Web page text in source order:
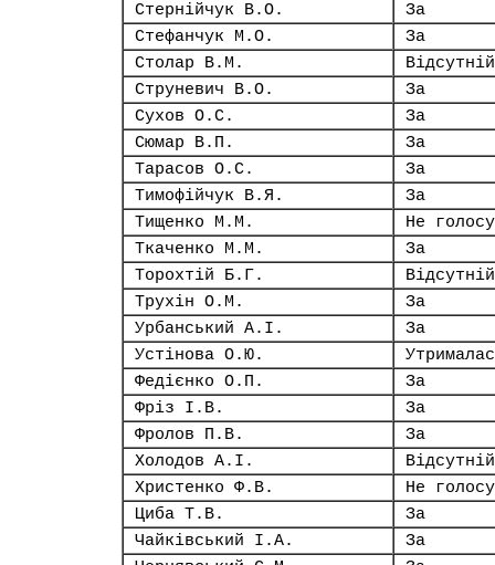
Стернійчук В.О.
За
Стефанчук М.О.
За
Столар В.М.
Відсутній
Струневич В.О.
За
Сухов О.С.
За
Сюмар В.П.
За
Тарасов О.С.
За
Тимофійчук В.Я.
За
Тищенко М.М.
Не
Ткаченко М.М.
За
Торохтій Б.Г.
Відсутній
Трухін О.М.
За
Урбанський А.І.
За
Устінова О.Ю.
Федієнко О.П.
За
Фріз І.В.
За
Фролов П.В.
За
Холодов А.І.
Відсутній
Христенко Ф.В.
Не
Циба Т.В.
За
Чайківський І.А.
За